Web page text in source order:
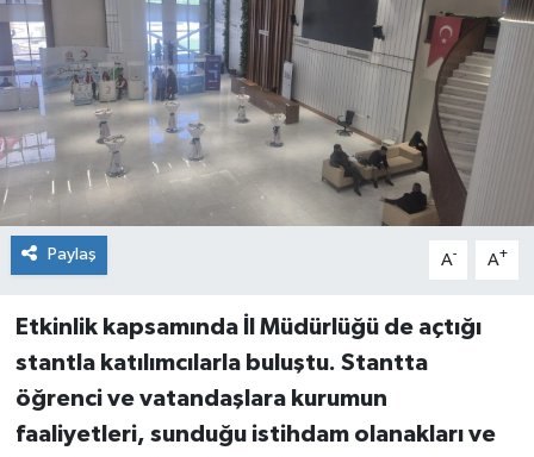
Paylaş A- A+
Etkinlik kapsamında İl Müdürlüğü de açtığı
stantla katılımcılarla buluştu. Stantta
öğrenci ve vatandaşlara kurumun
faaliyetleri, sunduğu istihdam olanakları ve